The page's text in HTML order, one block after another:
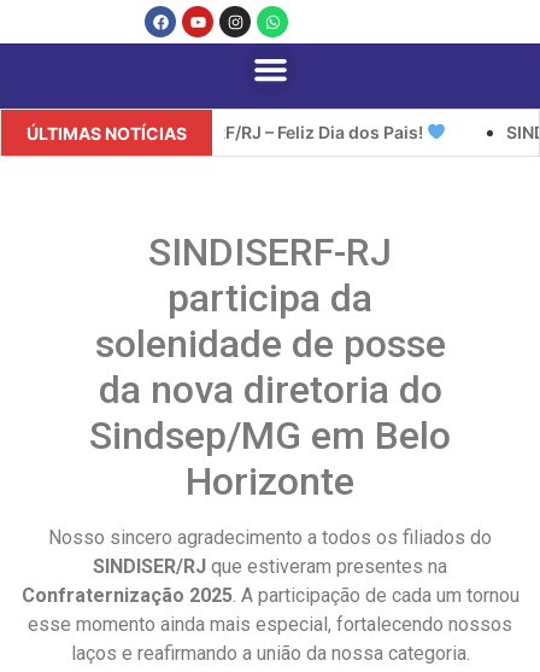
ÚLTIMAS NOTÍCIAS
SINDISERF/RJ – Feliz Dia dos Pais! SINDISERF/
SINDISERF-RJ
participa da
solenidade de posse
da nova diretoria do
Sindsep/MG em Belo
Horizonte
Nosso sincero agradecimento a todos os filiados do
SINDISER/RJ que estiveram presentes na
Confraternização 2025. A participação de cada um tornou
esse momento ainda mais especial, fortalecendo nossos
laços e reafirmando a união da nossa categoria.